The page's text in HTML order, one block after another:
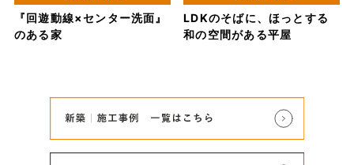
『回遊動線×センター洗面』
のある家
LDKのそばに、ほっとする
和の空間がある平屋